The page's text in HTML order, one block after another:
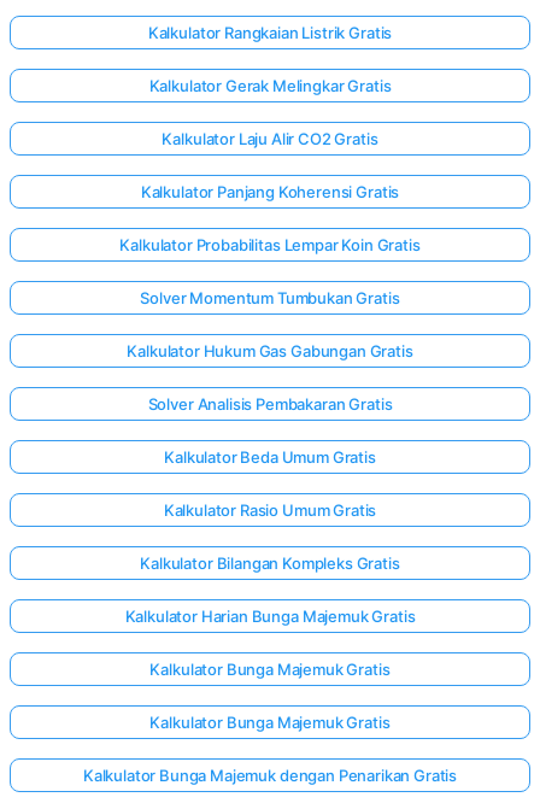
Kalkulator Rangkaian Listrik Gratis
Kalkulator Gerak Melingkar Gratis
Kalkulator Laju Alir CO2 Gratis
Kalkulator Panjang Koherensi Gratis
Kalkulator Probabilitas Lempar Koin Gratis
Solver Momentum Tumbukan Gratis
Kalkulator Hukum Gas Gabungan Gratis
Solver Analisis Pembakaran Gratis
Kalkulator Beda Umum Gratis
Kalkulator Rasio Umum Gratis
Kalkulator Bilangan Kompleks Gratis
Kalkulator Harian Bunga Majemuk Gratis
Kalkulator Bunga Majemuk Gratis
Kalkulator Bunga Majemuk Gratis
Kalkulator Bunga Majemuk dengan Penarikan Gratis